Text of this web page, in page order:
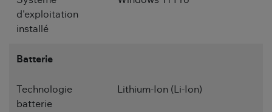
d'exploitation
installé
Batterie
Technologie
batterie
Lithium-Ion (Li-Ion)